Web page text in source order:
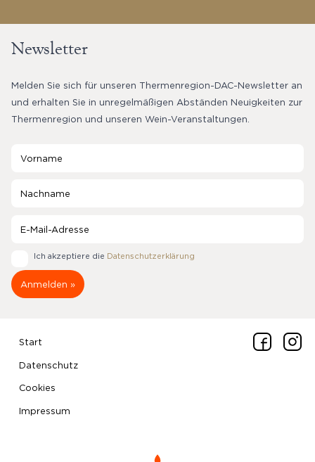
Newsletter
Melden Sie sich für unseren Thermenregion-DAC-Newsletter an
und erhalten Sie in unregelmäßigen Abständen Neuigkeiten zur
Thermenregion und unseren Wein-Veranstaltungen.
Ich akzeptiere die Datenschutzerklärung
Start
Datenschutz
Cookies
Impressum